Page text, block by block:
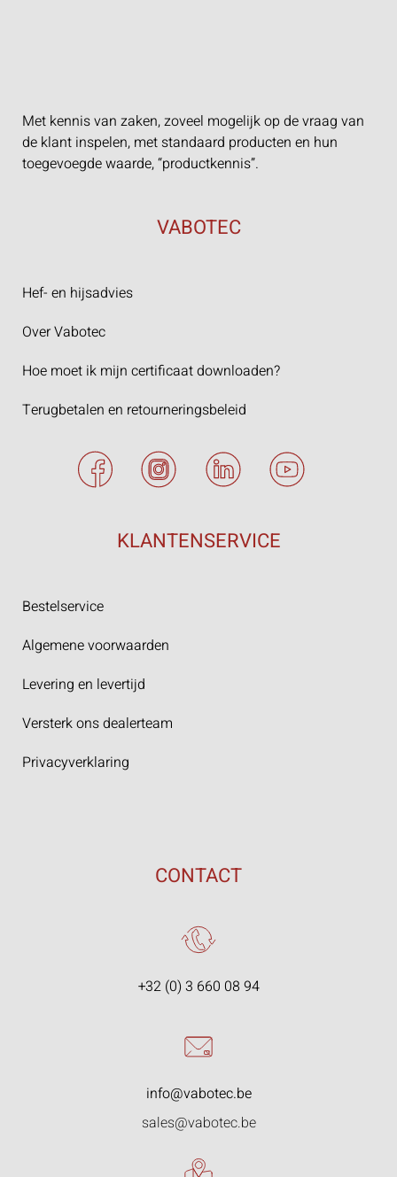
Met kennis van zaken, zoveel mogelijk op de vraag van
de klant inspelen, met standaard producten en hun
toegevoegde waarde, “productkennis”.
VABOTEC
Hef- en hijsadvies
Over Vabotec
Hoe moet ik mijn certificaat downloaden?
Terugbetalen en retourneringsbeleid
KLANTENSERVICE
Bestelservice
Algemene voorwaarden
Levering en levertijd
Versterk ons dealerteam
Privacyverklaring
CONTACT
+32 (0) 3 660 08 94
info@vabotec.be
sales@vabotec.be